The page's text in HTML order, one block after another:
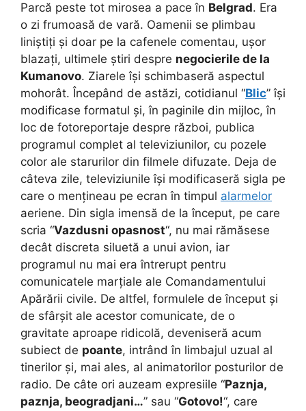
Parcă peste tot mirosea a pace în Belgrad. Era
o zi frumoasă de vară. Oamenii se plimbau
liniștiți și doar pe la cafenele comentau, ușor
blazați, ultimele știri despre negocierile de la
Kumanovo. Ziarele își schimbaseră aspectul
mohorât. Începând de astăzi, cotidianul “Blic” își
modificase formatul și, în paginile din mijloc, în
loc de fotoreportaje despre război, publica
programul complet al televiziunilor, cu pozele
color ale starurilor din filmele difuzate. Deja de
câteva zile, televiziunile își modificaseră sigla pe
care o mențineau pe ecran în timpul alarmelor
aeriene. Din sigla imensă de la început, pe care
scria “Vazdusni opasnost“, nu mai rămăsese
decât discreta siluetă a unui avion, iar
programul nu mai era întrerupt pentru
comunicatele marțiale ale Comandamentului
Apărării civile. De altfel, formulele de început și
de sfârșit ale acestor comunicate, de o
gravitate aproape ridicolă, deveniseră acum
subiect de poante, intrând în limbajul uzual al
tinerilor și, mai ales, al animatorilor posturilor de
radio. De câte ori auzeam expresiile “Paznja,
paznja, beogradjani…” sau “Gotovo!“, care